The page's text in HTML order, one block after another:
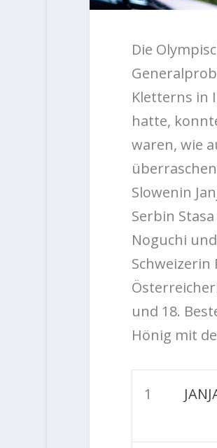
Die
Kletterns in
hatte,
waren, wie
Slowenin
Serbin
Noguchi
Schweizerin
und 18.
Hönig mit
1